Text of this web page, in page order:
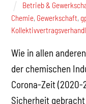
Betrieb &
Chemie, Gewerkschaft,
Wie in allen
der chemischen
Corona-Zeit (2020-
Sicherheit